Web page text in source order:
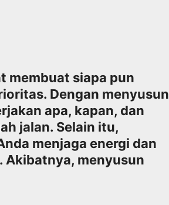
membuat siapa pun
Dengan menyusun
apa, kapan, dan
jalan. Selain itu,
menjaga energi dan
Akibatnya, menyusun